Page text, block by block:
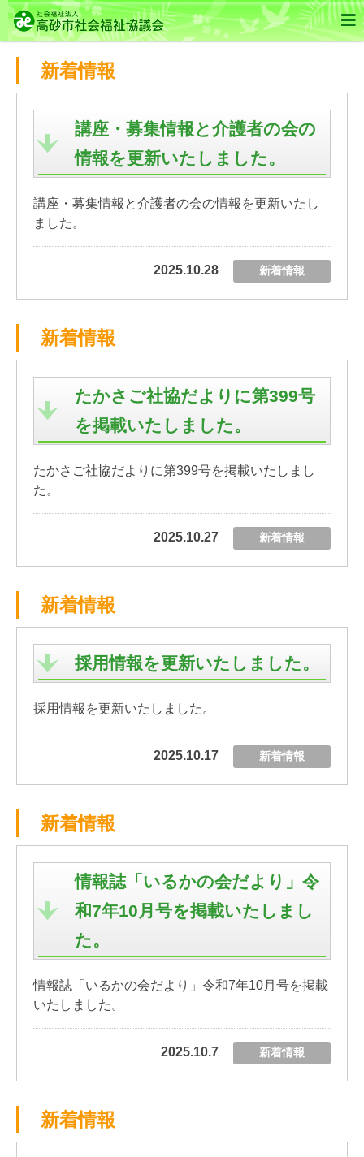

新着情報
講座・募集情報と介護者の会の
情報を更新いたしました。
講座・募集情報と介護者の会の情報を更新いたし
ました。
2025.10.28 新着情報
新着情報
たかさご社協だよりに第399号
を掲載いたしました。
たかさご社協だよりに第399号を掲載いたしまし
た。
2025.10.27 新着情報
新着情報
採用情報を更新いたしました。
採用情報を更新いたしました。
2025.10.17 新着情報
新着情報
情報誌「いるかの会だより」令
和7年10月号を掲載いたしまし
た。
情報誌「いるかの会だより」令和7年10月号を掲載
いたしました。
2025.10.7 新着情報
新着情報